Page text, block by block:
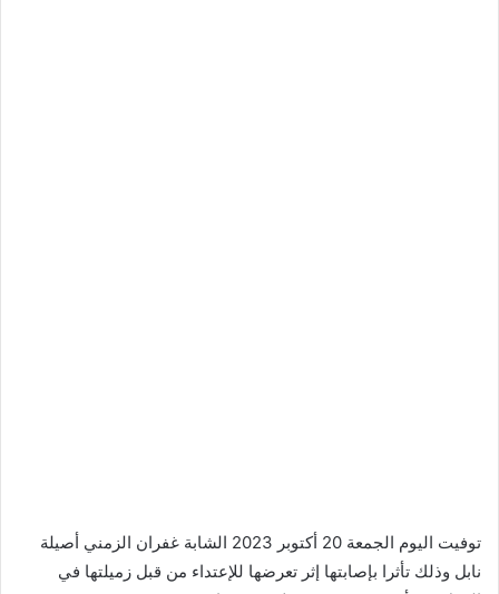
توفيت اليوم الجمعة 20 أكتوبر 2023 الشابة غفران الزمني أصيلة
نابل وذلك تأثرا بإصابتها إثر تعرضها للإعتداء من قبل زميلتها في